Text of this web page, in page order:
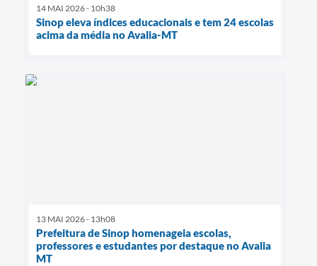
14 MAI 2026 - 10h38
Sinop eleva índices educacionais e tem 24 escolas
acima da média no Avalia-MT
13 MAI 2026 - 13h08
Prefeitura de Sinop homenageia escolas,
professores e estudantes por destaque no Avalia
MT